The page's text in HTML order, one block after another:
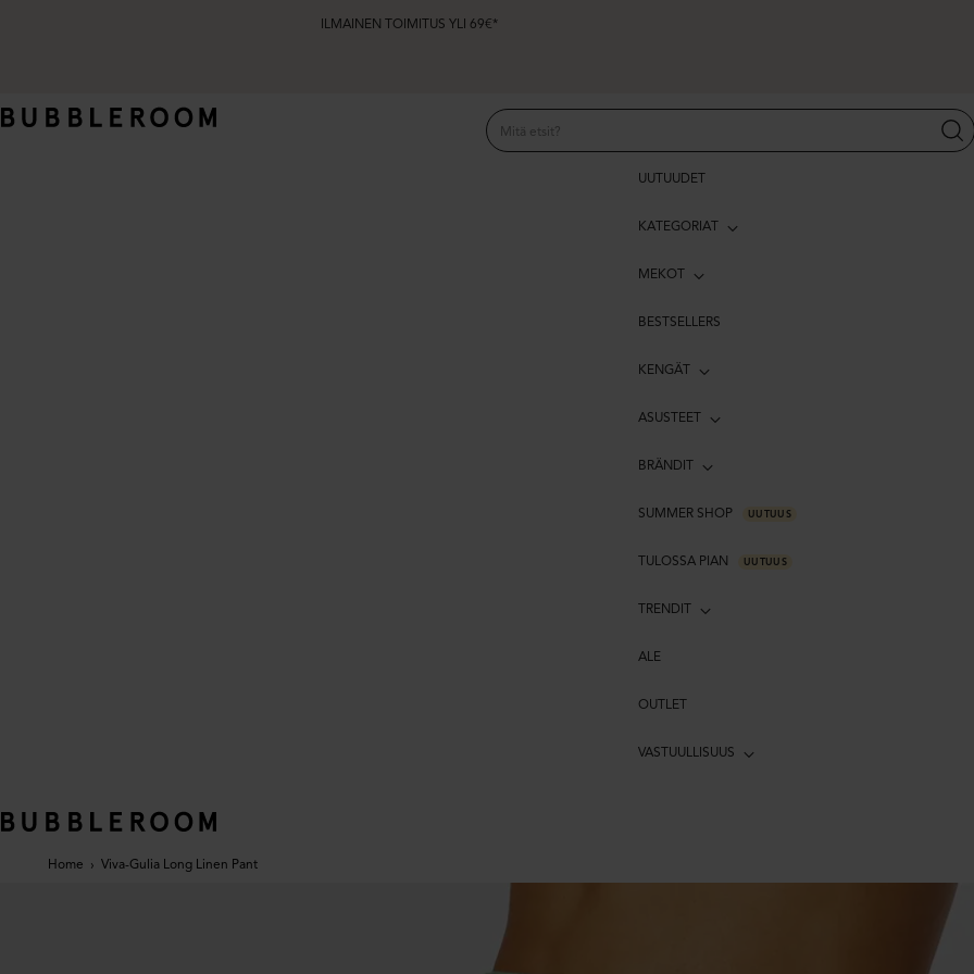
ILMAINEN TOIMITUS YLI 69€*
UUTUUDET
KATEGORIAT
MEKOT
BESTSELLERS
KENGÄT
ASUSTEET
BRÄNDIT
SUMMER SHOP UUTUUS
TULOSSA PIAN UUTUUS
TRENDIT
ALE
OUTLET
VASTUULLISUUS
Home › Viva-Gulia Long Linen Pant